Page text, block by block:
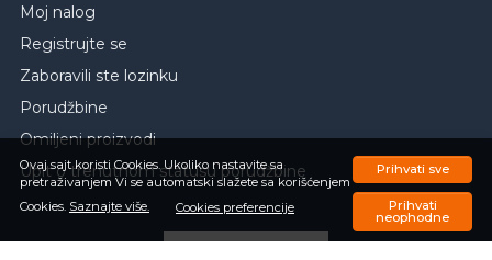
Ovaj sajt koristi Cookies. Ukoliko nastavite sa
pretraživanjem Vi se automatski slažete sa korišćenjem
Cookies. Saznajte više. Cookies preferencije
Prihvati sve
Prihvati
neophodne
Moj nalog
Registrujte se
Zaboravili ste lozinku
Porudžbine
Omiljeni proizvodi
Upit o trenutnom statusu porudžbine